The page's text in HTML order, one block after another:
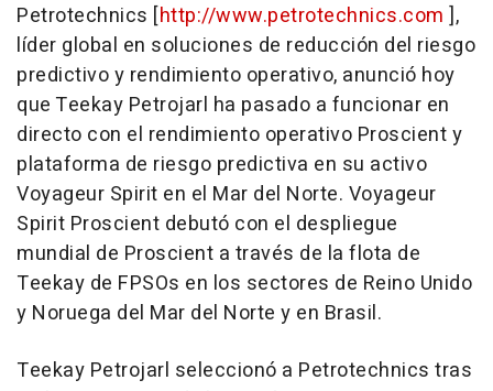
Petrotechnics [http://www.petrotechnics.com ],
líder global en soluciones de reducción del riesgo
predictivo y rendimiento operativo, anunció hoy
que Teekay Petrojarl ha pasado a funcionar en
directo con el rendimiento operativo Proscient y
plataforma de riesgo predictiva en su activo
Voyageur Spirit en el Mar del Norte. Voyageur
Spirit Proscient debutó con el despliegue
mundial de Proscient a través de la flota de
Teekay de FPSOs en los sectores de Reino Unido
y Noruega del Mar del Norte y en Brasil.
Teekay Petrojarl seleccionó a Petrotechnics tras